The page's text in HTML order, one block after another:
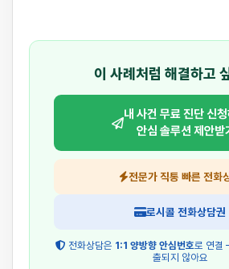
이 사례처럼 해결하고
내 사건 무료 진단 신
안심 솔루션 제안받
전문가 직통 빠른 전화
로시콜 전화상담권
전화상담은 1:1 양방향 안심번호로 연결
출되지 않아요